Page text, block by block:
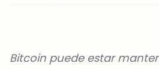
Bitcoin puede estar